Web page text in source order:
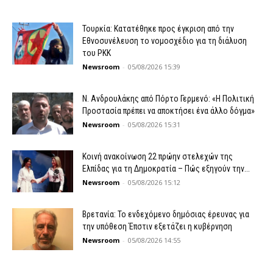
Τουρκία: Κατατέθηκε προς έγκριση από την
Εθνοσυνέλευση το νομοσχέδιο για τη διάλυση
του PKK
Newsroom - 05/08/2026 15:39
N. Ανδρουλάκης από Πόρτο Γερμενό: «Η Πολιτική
Προστασία πρέπει να αποκτήσει ένα άλλο δόγμα»
Newsroom - 05/08/2026 15:31
Κοινή ανακοίνωση 22 πρώην στελεχών της
Ελπίδας για τη Δημοκρατία – Πώς εξηγούν την...
Newsroom - 05/08/2026 15:12
Βρετανία: Το ενδεχόμενο δημόσιας έρευνας για
την υπόθεση Έπστιν εξετάζει η κυβέρνηση
Newsroom - 05/08/2026 14:55